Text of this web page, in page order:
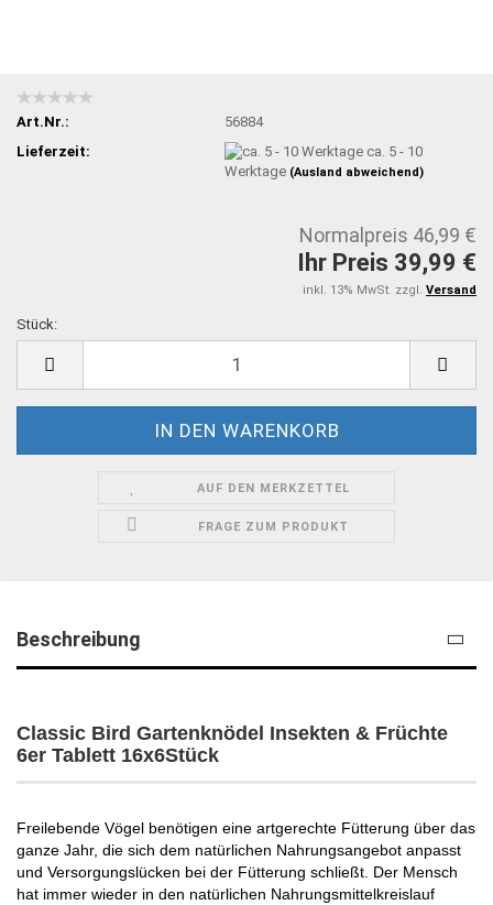
Art.Nr.:
56884
Lieferzeit:
ca. 5 - 10
Werktage (Ausland abweichend)
Normalpreis 46,99 €
Ihr Preis 39,99 €
inkl. 13% MwSt. zzgl. Versand
Stück:
AUF DEN MERKZETTEL
FRAGE ZUM PRODUKT
Beschreibung
Classic Bird Gartenknödel Insekten & Früchte
6er Tablett 16x6Stück
Freilebende Vögel benötigen eine artgerechte Fütterung über das
ganze Jahr, die sich dem natürlichen Nahrungsangebot anpasst
und Versorgungslücken bei der Fütterung schließt. Der Mensch
hat immer wieder in den natürlichen Nahrungsmittelkreislauf